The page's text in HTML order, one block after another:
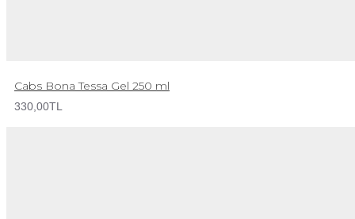
Cabs Bona Tessa Gel 250 ml
330,00TL